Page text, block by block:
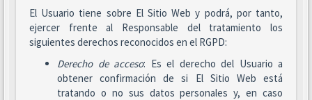
El Usuario tiene sobre El Sitio Web y podrá, por tanto,
ejercer frente al Responsable del tratamiento los
siguientes derechos reconocidos en el RGPD:
Derecho de acceso: Es el derecho del Usuario a
obtener confirmación de si El Sitio Web está
tratando o no sus datos personales y, en caso